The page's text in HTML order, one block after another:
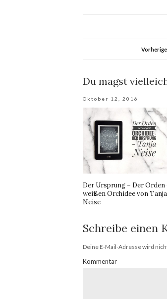
Du magst
Oktober 12, 2016
Der Ursprung – Der Orden
weißen Orchidee von Tanja
Neise
Schreibe einen
Deine E-Mail-Adresse wird
Kommentar